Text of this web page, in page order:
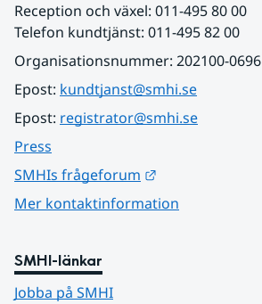
Reception och växel: 011-495 80 00
Telefon kundtjänst: 011-495 82 00
Organisationsnummer: 202100-0696
Epost: kundtjanst@smhi.se
Epost: registrator@smhi.se
Press
SMHIs frågeforum
Mer kontaktinformation
SMHI-länkar
Jobba på SMHI